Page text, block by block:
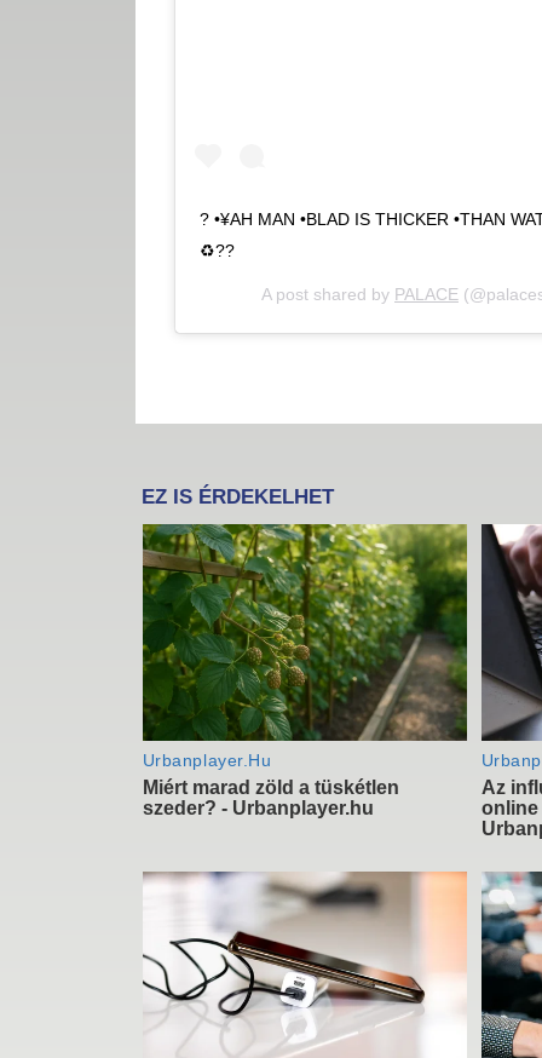
? •¥AH MAN •BLAD IS THICKER •THAN
♻️??
A post shared by PALACE